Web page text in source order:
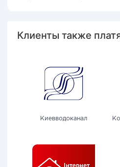
Клиенты также
Киевводоканал